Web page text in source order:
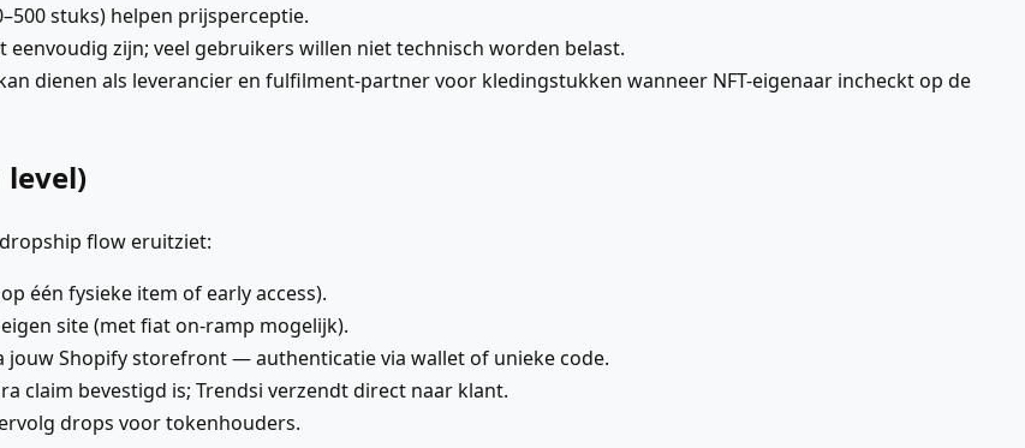
stuks) helpen prijsperceptie.
zijn; veel gebruikers willen niet technisch worden belast.
dienen als leverancier en fulfilment-partner voor kledingstukken wanneer NFT-eigenaar incheckt op de
flow eruitziet:
één fysieke item of early access).
site (met fiat on-ramp mogelijk).
jouw Shopify storefront — authenticatie via wallet of unieke code.
claim bevestigd is; Trendsi verzendt direct naar klant.
drops voor tokenhouders.